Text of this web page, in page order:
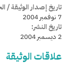
تاريخ إصدار الوثيقة /
7 نوفمبر 2004
تاريخ النشر:
2 ديسمبر 2004
علاقات الوثيقة